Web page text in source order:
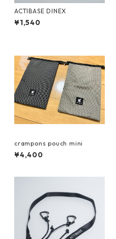
ACTIBASE DINEX
¥1,540
crampons pouch mini
¥4,400